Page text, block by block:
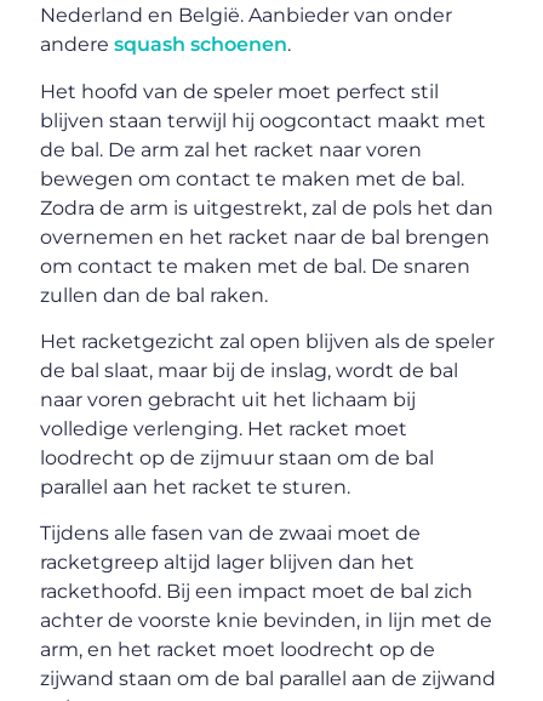
Nederland en België. Aanbieder van onder
anderesquash schoenen.
Het hoofd van de speler moet perfect stil
blijven staan terwijl hij oogcontact maakt met
de bal. De arm zal het racket naar voren
bewegen om contact te maken met de bal.
Zodra de arm is uitgestrekt, zal de pols het dan
overnemen en het racket naar de bal brengen
om contact te maken met de bal. De snaren
zullen dan de bal raken.
Het racketgezicht zal open blijven als de speler
de bal slaat, maar bij de inslag, wordt de bal
naar voren gebracht uit het lichaam bij
volledige verlenging. Het racket moet
loodrecht op de zijmuur staan om de bal
parallel aan het racket te sturen.
Tijdens alle fasen van de zwaai moet de
racketgreep altijd lager blijven dan het
rackethoofd. Bij een impact moet de bal zich
achter de voorste knie bevinden, in lijn met de
arm, en het racket moet loodrecht op de
zijwand staan om de bal parallel aan de zijwand